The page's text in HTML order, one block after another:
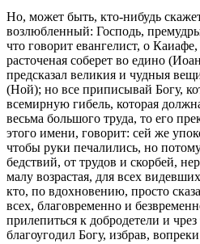
Но, может быть, кто-нибудь
возлюбленный: Господь,
что говорит евангелист, о
расточеная соберет во едино
предсказал великия и чудныя
(Ной); но все приписывай Богу,
всемирную гибель, которая
весьма большого труда, то его
этого имени, говорит: сей же
чтобы руки печалились, но
бедствий, от трудов и скорбей,
малу возрастая, для всех
кто, по вдохновению, просто
всех, благовременно и
прилепиться к добродетели и
благоугодил Богу, избрав,